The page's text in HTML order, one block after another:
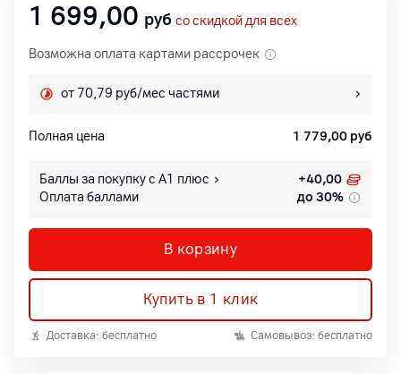
1 699,00 руб со скидкой для всех
Возможна оплата картами рассрочек
от 70,79 руб/мес частями
Полная цена 1 779,00 руб
Баллы за покупку с А1 плюс +40,00
Оплата баллами
до 30%
В корзину
Купить в 1 клик
Доставка: бесплатно Самовывоз: бесплатно